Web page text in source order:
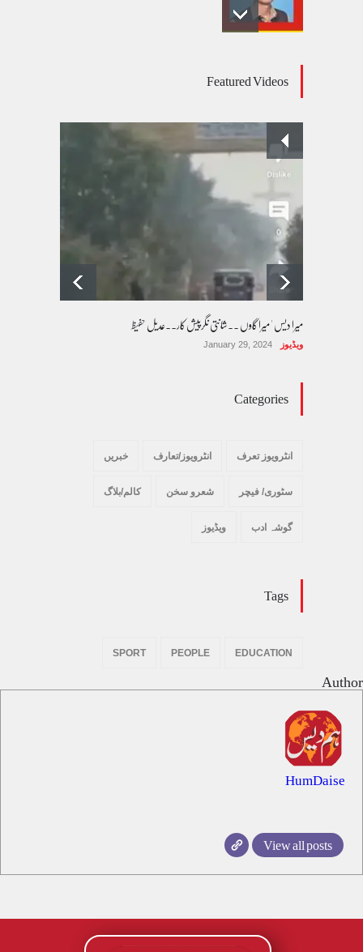
پسند کی شادیوں کا بڑھتا ہوا رجحان اور راولپنڈی
کی یوسیز میں اندارج پر پابندی ایک نیا تنازعہ
October 14, 2025
Featured Videos
میرا دیس ' میرا گاوں ۔۔شانتی نگرپیش کار۔۔عدیل حفیظ
ویڈیوز January 29, 2024
Categories
انٹرویوز تعرف انٹرویوز/تعارف خبریں
سٹوری/ فیچر شعرو سخن کالم/بلاگ
گوشہ ادب ویڈیوز
Tags
EDUCATION
PEOPLE
SPORT
Author
HumDaise
View all posts